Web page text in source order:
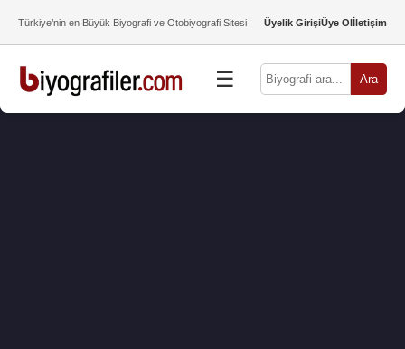
Türkiye’nin en Büyük Biyografi ve Otobiyografi Sitesi Üyelik GirişiÜye Olİletişim
☰ Ara